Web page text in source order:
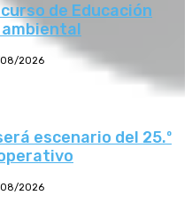
de Educación
2026
escenario del 25.º
2026